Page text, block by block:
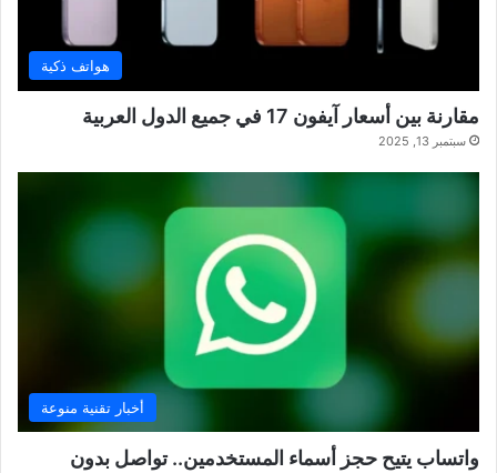
هواتف ذكية
مقارنة بين أسعار آيفون 17 في جميع الدول العربية
سبتمبر 13, 2025
أخبار تقنية منوعة
واتساب يتيح حجز أسماء المستخدمين.. تواصل بدون